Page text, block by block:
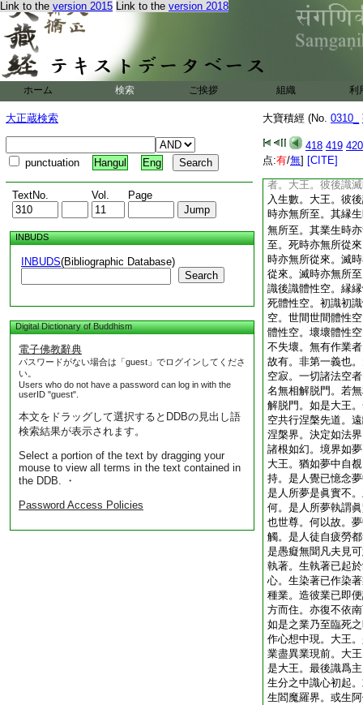
Link to the version 2015 Link to the version 2018
ホーム 検索 ご挨拶 組織 利
大正蔵検索
punctuation Hangul Eng
TextNo. Vol. Page
INBUDS
INBUDS(Bibliographic Database)
Search
Digital Dictionary of Buddhism
電子佛教辭典
パスワードがない場合は「guest」でログインしてくださ
い。
Users who do not have a password can log in with the
userID "guest".
本文をドラッグして選択するとDDBの見出し語
検索結果が表示されます。
Select a portion of the text by dragging your
mouse to view all terms in the text contained in
the DDB. ・
Password Access Policies
大寶積經 (No. 0310_
418 419 420
点:有/無] [CITE]
已作染著業。所謂
業已即便謝滅。是
復不依南西北方四
至臨死之時。最後
識爲主。彼業因縁
或生阿修羅。或生
識生。生分相續心 6
法從於此世至於他
異報皆不
者。大王。彼後識
入生數。大王。彼
時亦無所至。其縁
無所至。其業生時
至。死時亦無所從
時亦無所從來。滅
從來。滅時亦無所
識後識體性空。縁
死體性空。初識初
空。世間世間體性
體性空。壞壞體性
不失壞。無有作業
故有。非第一義也
空寂。一切諸法空
名無相解脱門。若
解脱門。如是大王
空共行涅槃先道。
涅槃界。決定如法
諸根如幻。境界如
大王。猶如夢中自
持。是人覺已憶念
是人所夢是眞實不
何。是人所夢執謂
也世尊。何以故。
觸。是人徒自疲勞
是愚癡無聞凡夫見
執著。生執著已起
心。生染著已作染
種業。造彼業已即
方而住。亦復不依
如是之業乃至臨死
作心想中現。大王
業盡異業現前。大
是大王。最後識爲
生分之中識心初起
生閻魔羅界。或生